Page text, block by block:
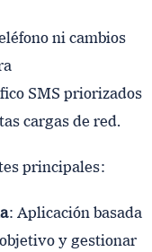
ni cambios
SMS priorizados
cargas de red.
principales:
: Aplicación basada
y gestionar